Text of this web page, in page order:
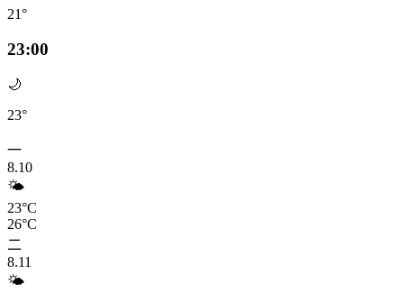
21°
23:00
🌙
23°
一
8.10
🌤️
23°C
26°C
二
8.11
🌤️